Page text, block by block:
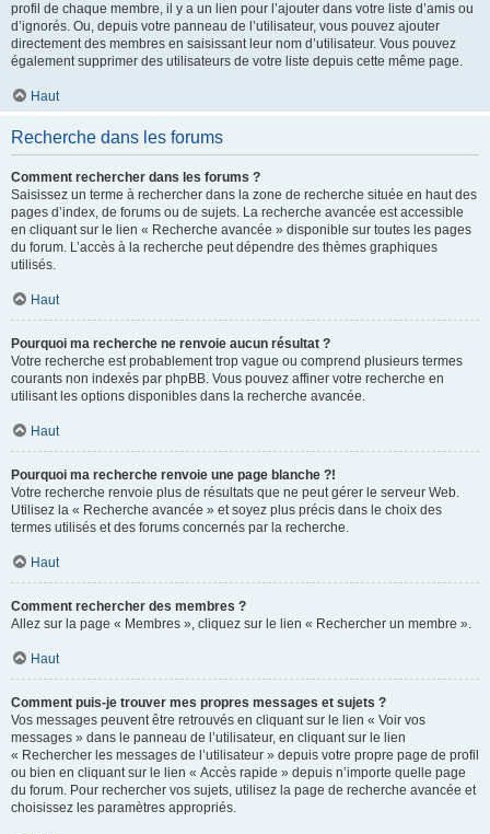
profil de chaque membre, il y a un lien pour l’ajouter dans votre liste d’amis ou
d’ignorés. Ou, depuis votre panneau de l’utilisateur, vous pouvez ajouter
directement des membres en saisissant leur nom d’utilisateur. Vous pouvez
également supprimer des utilisateurs de votre liste depuis cette même page.
Haut
Recherche dans les forums
Comment rechercher dans les forums ?
Saisissez un terme à rechercher dans la zone de recherche située en haut des
pages d’index, de forums ou de sujets. La recherche avancée est accessible
en cliquant sur le lien « Recherche avancée » disponible sur toutes les pages
du forum. L’accès à la recherche peut dépendre des thèmes graphiques
utilisés.
Haut
Pourquoi ma recherche ne renvoie aucun résultat ?
Votre recherche est probablement trop vague ou comprend plusieurs termes
courants non indexés par phpBB. Vous pouvez affiner votre recherche en
utilisant les options disponibles dans la recherche avancée.
Haut
Pourquoi ma recherche renvoie une page blanche ?!
Votre recherche renvoie plus de résultats que ne peut gérer le serveur Web.
Utilisez la « Recherche avancée » et soyez plus précis dans le choix des
termes utilisés et des forums concernés par la recherche.
Haut
Comment rechercher des membres ?
Allez sur la page « Membres », cliquez sur le lien « Rechercher un membre ».
Haut
Comment puis-je trouver mes propres messages et sujets ?
Vos messages peuvent être retrouvés en cliquant sur le lien « Voir vos
messages » dans le panneau de l’utilisateur, en cliquant sur le lien
« Rechercher les messages de l’utilisateur » depuis votre propre page de profil
ou bien en cliquant sur le lien « Accès rapide » depuis n’importe quelle page
du forum. Pour rechercher vos sujets, utilisez la page de recherche avancée et
choisissez les paramètres appropriés.